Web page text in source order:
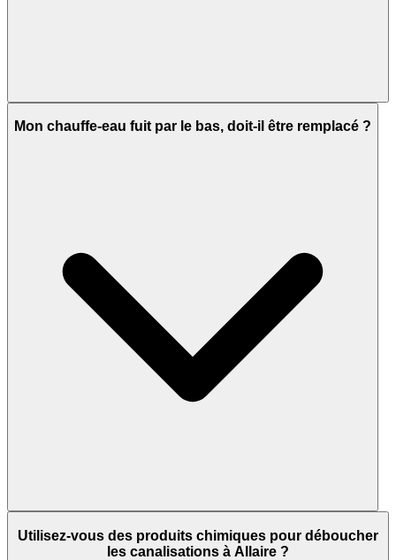
Mon chauffe-eau fuit par le bas, doit-il être remplacé ?
Utilisez-vous des produits chimiques pour déboucher
les canalisations à Allaire ?